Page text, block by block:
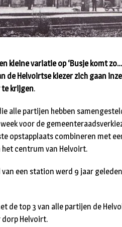
kleine variatie op ‘Busje komt
de Helvoirtse kiezer zich gaan
te krijgen.
alle partijen hebben
voor de
opstapplaats combineren met
het centrum van Helvoirt.
een station werd 9 jaar
de top 3 van alle partijen de
Helvoirt.